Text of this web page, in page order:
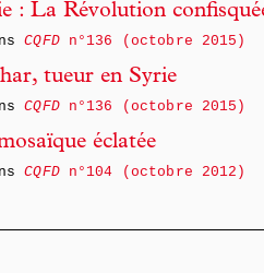
: La Révolution
CQFDn°136 (octobre 2015)
tueur en Syrie
CQFDn°136 (octobre 2015)
éclatée
CQFDn°104 (octobre 2012)